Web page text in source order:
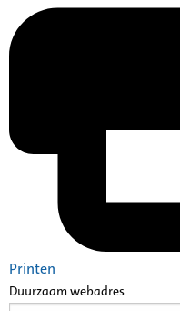
Printen
Duurzaam webadres